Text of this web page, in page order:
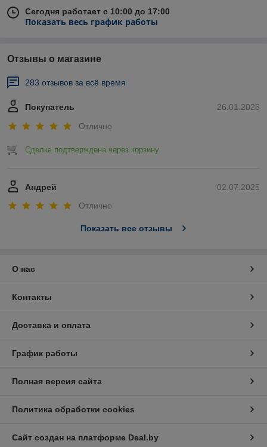
Сегодня работает с 10:00 до 17:00
Показать весь график работы
Отзывы о магазине
283 отзывов за всё время
26.01.2026
Покупатель
Отлично
Сделка подтверждена через корзину
02.07.2025
Андрей
Отлично
Показать все отзывы
О нас
Контакты
Доставка и оплата
График работы
Полная версия сайта
Политика обработки cookies
Сайт создан на платформе Deal.by